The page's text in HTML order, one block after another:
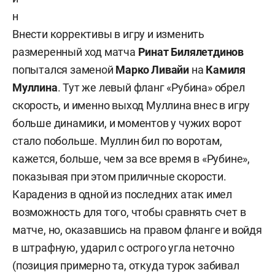
н
Внести коррективы в игру и изменить
размеренный ход матча Ринат Билялетдинов
попытался заменой Марко Ливайи на Камиля
Муллина. Тут же левый фланг «Рубина» обрел
скорость, и именно выход Муллина внес в игру
больше динамики, и моментов у чужих ворот
стало побольше. Муллин бил по воротам,
кажется, больше, чем за все время в «Рубине»,
показывая при этом приличные скорости.
Карадениз в одной из последних атак имел
возможность для того, чтобы сравнять счет в
матче, но, оказавшись на правом фланге и войдя
в штрафную, ударил с острого угла неточно
(позиция примерно та, откуда турок забивал